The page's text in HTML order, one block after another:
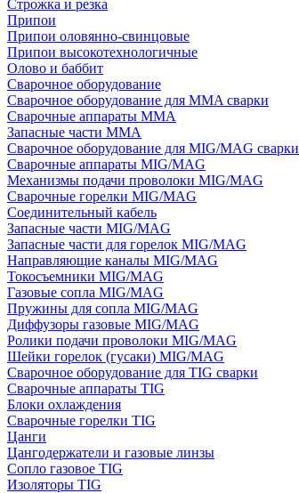
Строжка и резка
Припои
Припои оловянно-свинцовые
Припои высокотехнологичные
Олово и баббит
Сварочное оборудование
Сварочное оборудование для MMA сварки
Сварочные аппараты MMA
Запасные части MMA
Сварочное оборудование для MIG/MAG сварки
Сварочные аппараты MIG/MAG
Механизмы подачи проволоки MIG/MAG
Сварочные горелки MIG/MAG
Соединительный кабель
Запасные части MIG/MAG
Запасные части для горелок MIG/MAG
Направляющие каналы MIG/MAG
Токосъемники MIG/MAG
Газовые сопла MIG/MAG
Пружины для сопла MIG/MAG
Диффузоры газовые MIG/MAG
Ролики подачи проволоки MIG/MAG
Шейки горелок (гусаки) MIG/MAG
Сварочное оборудование для TIG сварки
Сварочные аппараты TIG
Блоки охлаждения
Сварочные горелки TIG
Цанги
Цангодержатели и газовые линзы
Сопло газовое TIG
Изоляторы TIG